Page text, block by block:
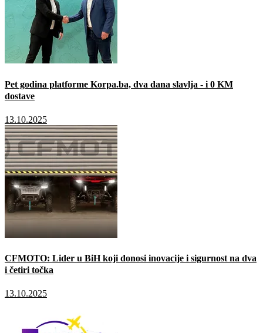
Pet godina platforme Korpa.ba, dva dana slavlja - i 0 KM
dostave
13.10.2025
CFMOTO: Lider u BiH koji donosi inovacije i sigurnost na dva
i četiri točka
13.10.2025